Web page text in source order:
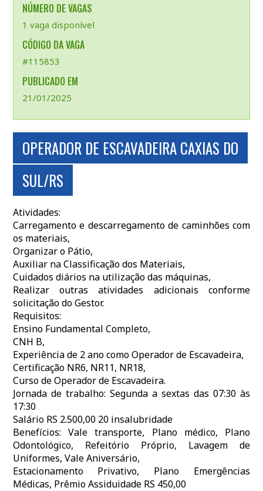
NÚMERO DE VAGAS
1 vaga disponível
CÓDIGO DA VAGA
#115853
PUBLICADO EM
21/01/2025
OPERADOR DE ESCAVADEIRA CAXIAS DO
SUL/RS
Atividades:
Carregamento e descarregamento de caminhões com
os materiais,
Organizar o Pátio,
Auxiliar na Classificação dos Materiais,
Cuidados diários na utilização das máquinas,
Realizar outras atividades adicionais conforme
solicitação do Gestor.
Requisitos:
Ensino Fundamental Completo,
CNH B,
Experiência de 2 ano como Operador de Escavadeira,
Certificação NR6, NR11, NR18,
Curso de Operador de Escavadeira.
Jornada de trabalho: Segunda a sextas das 07:30 às
17:30
Salário RS 2.500,00 20 insalubridade
Benefícios: Vale transporte, Plano médico, Plano
Odontológico, Refeitório Próprio, Lavagem de
Uniformes, Vale Aniversário,
Estacionamento Privativo, Plano Emergências
Médicas, Prêmio Assiduidade RS 450,00